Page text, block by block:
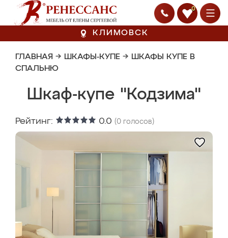
0
КЛИМОВСК
ГЛАВНАЯ → ШКАФЫ-КУПЕ → ШКАФЫ КУПЕ В
СПАЛЬНЮ
Шкаф-купе "Кодзима"
Рейтинг: 0.0 (0 голосов)